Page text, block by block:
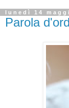
lunedì 14
Parola